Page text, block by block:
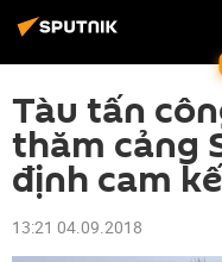
Tàu tấn
thăm cảng
định cam
13:21 04.09.2018